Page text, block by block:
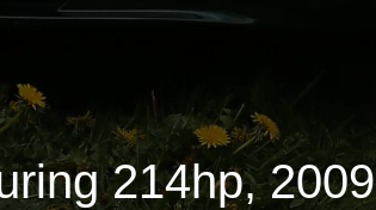
214hp, 2009